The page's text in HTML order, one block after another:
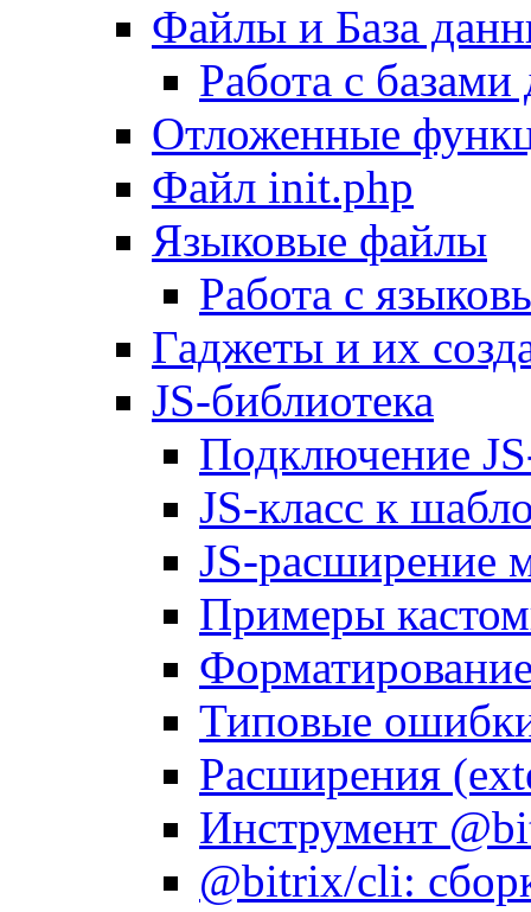
Файлы и База
Работа с
Отложенные
Файл init.php
Языковые файлы
Работа с
Гаджеты и их
JS-библиотека
Подключение
JS-класс к
JS-расширение
Примеры
Типовые
Расширения
Инструмент
@bitrix/cli: